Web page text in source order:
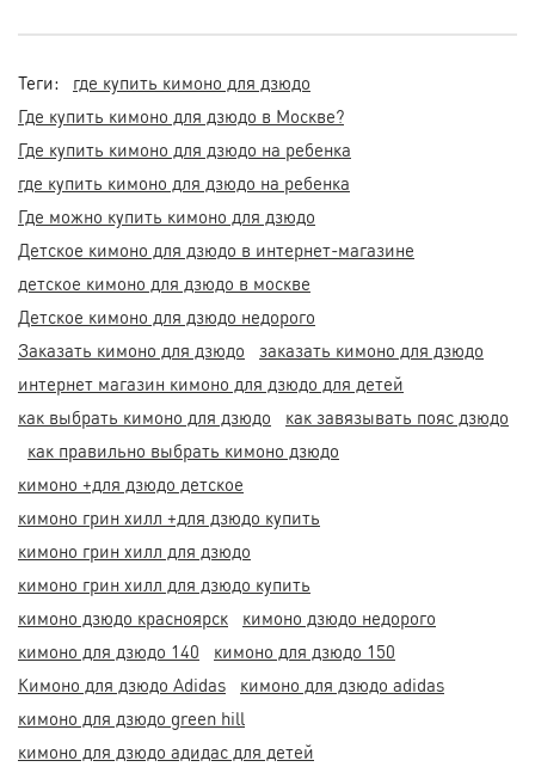
Теги:
где купить кимоно для дзюдо
Где купить кимоно для дзюдо в Москве?
Где купить кимоно для дзюдо на ребенка
где купить кимоно для дзюдо на ребенка
Где можно купить кимоно для дзюдо
Детское кимоно для дзюдо в интернет-магазине
детское кимоно для дзюдо в москве
Детское кимоно для дзюдо недорого
Заказать кимоно для дзюдо
заказать кимоно для дзюдо
интернет магазин кимоно для дзюдо для детей
как выбрать кимоно для дзюдо
как завязывать пояс дзюдо
как правильно выбрать кимоно дзюдо
кимоно +для дзюдо детское
кимоно грин хилл +для дзюдо купить
кимоно грин хилл для дзюдо
кимоно грин хилл для дзюдо купить
кимоно дзюдо красноярск
кимоно дзюдо недорого
кимоно для дзюдо 140
кимоно для дзюдо 150
Кимоно для дзюдо Adidas
кимоно для дзюдо adidas
кимоно для дзюдо green hill
кимоно для дзюдо адидас для детей